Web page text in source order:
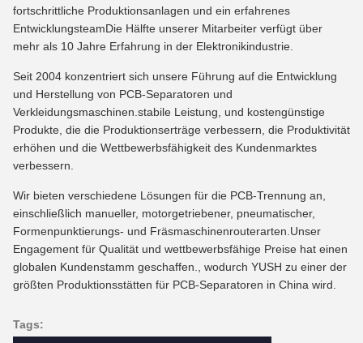
fortschrittliche Produktionsanlagen und ein erfahrenes
EntwicklungsteamDie Hälfte unserer Mitarbeiter verfügt über
mehr als 10 Jahre Erfahrung in der Elektronikindustrie.
Seit 2004 konzentriert sich unsere Führung auf die Entwicklung
und Herstellung von PCB-Separatoren und
Verkleidungsmaschinen.stabile Leistung, und kostengünstige
Produkte, die die Produktionserträge verbessern, die Produktivität
erhöhen und die Wettbewerbsfähigkeit des Kundenmarktes
verbessern.
Wir bieten verschiedene Lösungen für die PCB-Trennung an,
einschließlich manueller, motorgetriebener, pneumatischer,
Formenpunktierungs- und Fräsmaschinenrouterarten.Unser
Engagement für Qualität und wettbewerbsfähige Preise hat einen
globalen Kundenstamm geschaffen., wodurch YUSH zu einer der
größten Produktionsstätten für PCB-Separatoren in China wird.
Tags: